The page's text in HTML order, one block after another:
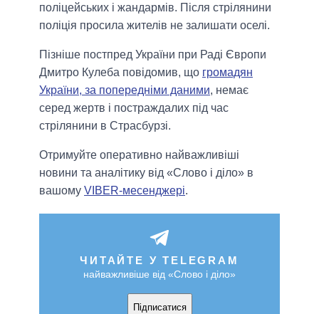
поліцейських і жандармів. Після стрілянини
поліція просила жителів не залишати оселі.
Пізніше постпред України при Раді Європи
Дмитро Кулеба повідомив, що громадян
України, за попередніми даними, немає
серед жертв і постраждалих під час
стрілянини в Страсбурзі.
Отримуйте оперативно найважливіші
новини та аналітику від «Слово і діло» в
вашому VIBER-месенджері.
ЧИТАЙТЕ У TELEGRAM
найважливіше від «Слово і діло»
Підписатися